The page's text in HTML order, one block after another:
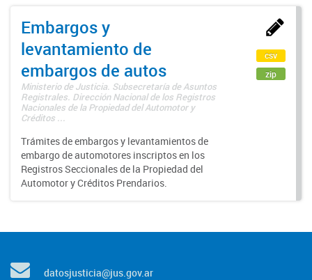
Embargos y
levantamiento de
embargos de autos
Ministerio de Justicia. Subsecretaría de Asuntos
Registrales. Dirección Nacional de los Registros
Nacionales de la Propiedad del Automotor y
Créditos ...
Trámites de embargos y levantamientos de
embargo de automotores inscriptos en los
Registros Seccionales de la Propiedad del
Automotor y Créditos Prendarios.
csv
zip
datosjusticia@jus.gov.ar